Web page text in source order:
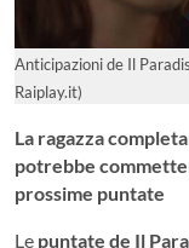
Anticipazioni de Il
Raiplay.it)
La ragazza
potrebbe
prossime puntate
Le puntate de Il